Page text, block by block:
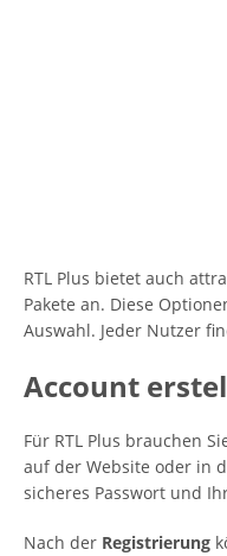
RTL Plus bietet auch
Pakete an. Diese
Auswahl. Jeder Nutzer
Account
Für RTL Plus brauchen
auf der Website oder in
sicheres Passwort und
Nach der Registrierung